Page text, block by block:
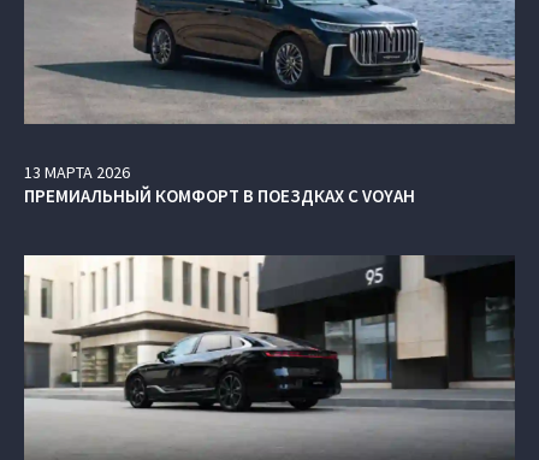
13 МАРТА 2026
ПРЕМИАЛЬНЫЙ КОМФОРТ В ПОЕЗДКАХ С VOYAH